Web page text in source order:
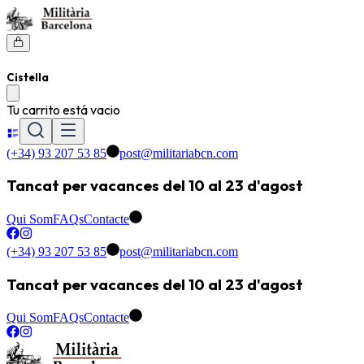
Cistella
Tu carrito está vacio
(+34) 93 207 53 85 post@militariabcn.com
Tancat per vacances del 10 al 23 d'agost
Qui SomFAQsContacte
(+34) 93 207 53 85 post@militariabcn.com
Tancat per vacances del 10 al 23 d'agost
Qui SomFAQsContacte